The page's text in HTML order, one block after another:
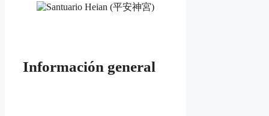
Información general